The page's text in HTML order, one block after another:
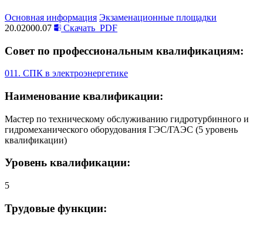
Основная информация Экзаменационные площадки
20.02000.07
Скачать PDF
Совет по профессиональным квалификациям:
011. СПК в электроэнергетике
Наименование квалификации:
Мастер по техническому обслуживанию гидротурбинного и
гидромеханического оборудования ГЭС/ГАЭС (5 уровень
квалификации)
Уровень квалификации:
5
Трудовые функции: